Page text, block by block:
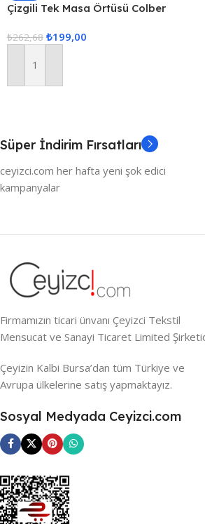
Çizgili Tek Masa Örtüsü Colber
₺262,68 ₺199,00
Sepete Ekle
Süper İndirim Fırsatları
ceyizci.com her hafta yeni şok edici
kampanyalar
Firmamızın ticari ünvanı Çeyizci Tekstil
Mensucat ve Sanayi Ticaret Limited
Çeyizin Kalbi Bursa’dan tüm Türkiye ve
Avrupa ülkelerine satış yapmaktayız.
Sosyal Medyada Ceyizci.com